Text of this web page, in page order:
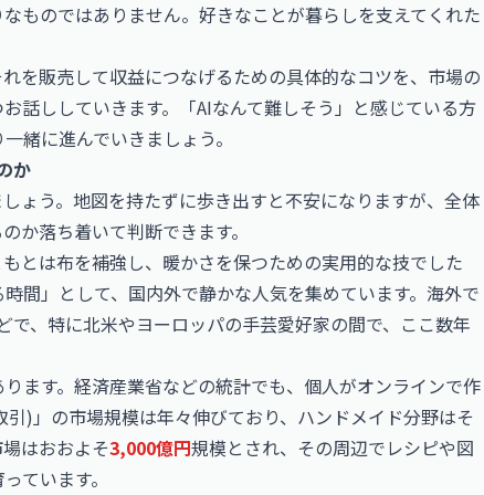
ものではありません。好きなことが暮らしを支えてくれた
を販売して収益につなげるための具体的なコツを、市場の
話ししていきます。「AIなんて難しそう」と感じている方
緒に進んでいきましょう。
か
ょう。地図を持たずに歩き出すと不安になりますが、全体
か落ち着いて判断できます。
とは布を補強し、暖かさを保つための実用的な技でした
間」として、国内外で静かな人気を集めています。海外で
、特に北米やヨーロッパの手芸愛好家の間で、ここ数年
ます。経済産業省などの統計でも、個人がオンラインで作
)」の市場規模は年々伸びており、ハンドメイド分野はそ
はおおよそ3,000億円規模とされ、その周辺でレシピや図
ています。